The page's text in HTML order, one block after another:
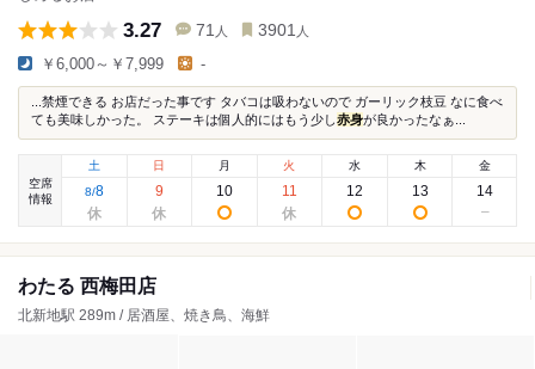
3.27 71 人 3901 人
￥6,000～￥7,999 -
...禁煙できる お店だった事です タバコは吸わないので ガーリック枝豆 なに食べ
ても美味しかった。 ステーキは個人的にはもう少し赤身が良かったなぁ...
空席
情報
土
8/8
日
9
月
10
火
11
水
12
木
13
金
14
わたる 西梅田店
北新地駅 289m / 居酒屋、焼き鳥、海鮮